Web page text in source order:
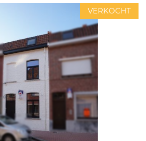
VERKOCHT